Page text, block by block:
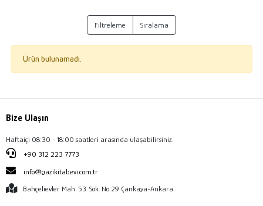
Filtreleme Sıralama
Ürün bulunamadı.
Bize Ulaşın
Haftaiçi 08:30 - 18:00 saatleri arasında ulaşabilirsiniz.
+90 312 223 7773
info@gazikitabevi.com.tr
Bahçelievler Mah. 53. Sok. No:29 Çankaya-Ankara